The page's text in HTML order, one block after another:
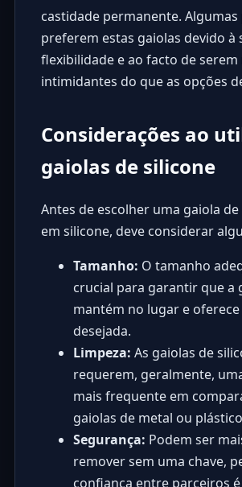
castidade permanente. Algumas
preferem estas gaiolas devido à
flexibilidade e ao facto de serem
intimidantes do que as opções
Considerações ao
gaiolas de silicone
Antes de escolher uma gaiola
em silicone, deve considerar
Tamanho: O tamanho
crucial para garantir que a
mantém no lugar e
desejada.
Limpeza: As gaiolas de
requerem, geralmente,
mais frequente em
gaiolas de metal ou
Segurança: Podem ser
remover sem uma chave,
confiança entre parceiros